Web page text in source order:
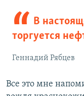
В
торгуется
Геннадий Рябцев
Все это мне